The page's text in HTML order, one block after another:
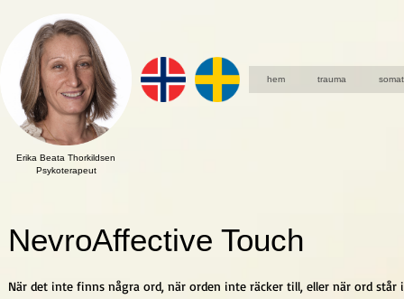
hem trauma
Erika Beata Thorkildsen
Psykoterapeut
NevroAffective Touch
När det inte finns några ord, när orden inte räcker till, eller när ord står